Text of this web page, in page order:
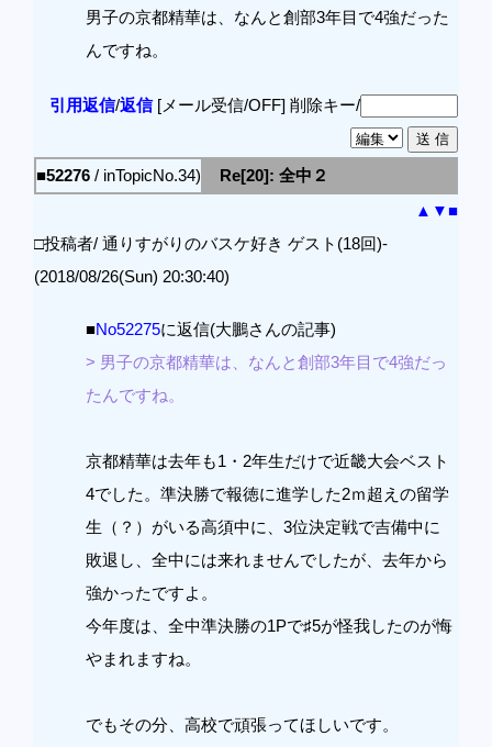
男子の京都精華は、なんと創部3年目で4強だった
んですね。
引用返信/返信[メール受信/OFF] 削除キー/
■52276 / inTopicNo.34)
Re[20]: 全中２
▲ ▼■
□投稿者/ 通りすがりのバスケ好き ゲスト(18回)-
(2018/08/26(Sun) 20:30:40)
■No52275に返信(大鵬さんの記事)
> 男子の京都精華は、なんと創部3年目で4強だっ
たんですね。
京都精華は去年も1・2年生だけで近畿大会ベスト
4でした。準決勝で報徳に進学した2ｍ超えの留学
生（？）がいる高須中に、3位決定戦で吉備中に
敗退し、全中には来れませんでしたが、去年から
強かったですよ。
今年度は、全中準決勝の1Pで♯5が怪我したのが悔
やまれますね。
でもその分、高校で頑張ってほしいです。